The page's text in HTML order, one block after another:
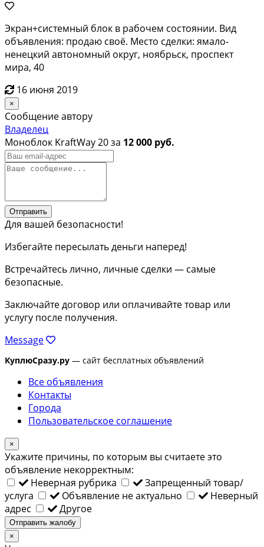
Экран+системный блок в рабочем состоянии. Вид
объявления: продаю своё. Место сделки: ямало-
ненецкий автономный округ, ноябрьск, проспект
мира, 40
16 июня 2019
×
Сообщение автору
Владелец
Моноблок KraftWay 20 за 12 000 руб.
Отправить
Для вашей безопасности!
Избегайте пересылать деньги наперед!
Встречайтесь лично, личные сделки — самые
безопасные.
Заключайте договор или оплачивайте товар или
услугу после получения.
Message
КуплюСразу.ру — сайт бесплатных объявлений
Все объявления
Контакты
Города
Пользовательское соглашение
×
Укажите причины, по которым вы считаете это
объявление некорректным:
Неверная рубрика
Запрещенный товар/
услуга
Объявление не актуально
Неверный
адрес
Другое
Отправить жалобу
×